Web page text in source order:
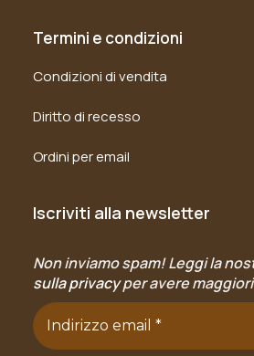
Termini e condizioni
Condizioni di vendita
Diritto di recesso
Ordini per email
Iscriviti alla newsletter
Non inviamo spam! Leggi la
sulla privacyper avere